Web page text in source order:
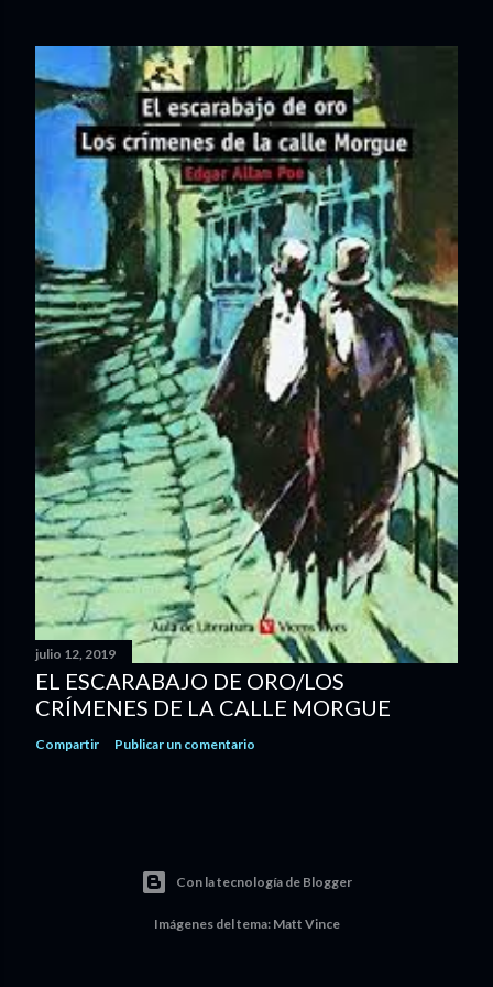
julio 12, 2019
EL ESCARABAJO DE ORO/LOS
CRÍMENES DE LA CALLE MORGUE
Compartir Publicar un comentario
Con la tecnología de Blogger
Imágenes del tema: Matt Vince